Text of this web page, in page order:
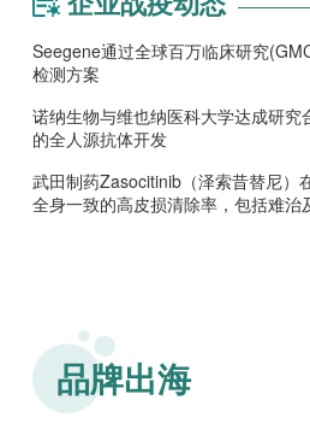
Seegene通过全球百万临床研究
检测方案‌
诺纳生物与维也纳医科大学达成研究
的全人源抗体开发
武田制药Zasocitinib（泽索昔替尼）
全身一致的高皮损清除率，包括难治
品牌出海